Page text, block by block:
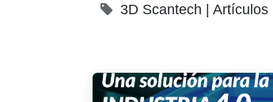
3D Scantech | Artículos